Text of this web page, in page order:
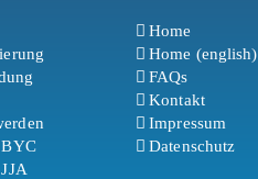
BYC
Home
Home (english)
FAQs
Kontakt
Impressum
Datenschutz